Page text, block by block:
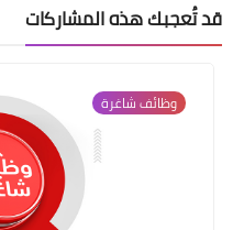
قد تُعجبك هذه المشاركات
وظائف شاغرة